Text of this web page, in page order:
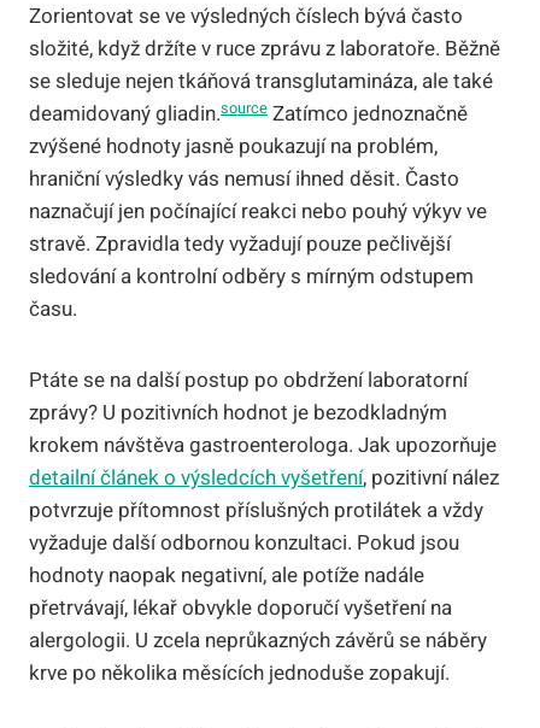
Zorientovat se ve výsledných číslech bývá často
složité, když držíte v ruce zprávu z laboratoře. Běžně
se sleduje nejen tkáňová transglutamináza, ale také
deamidovaný gliadin.source Zatímco jednoznačně
zvýšené hodnoty jasně poukazují na problém,
hraniční výsledky vás nemusí ihned děsit. Často
naznačují jen počínající reakci nebo pouhý výkyv ve
stravě. Zpravidla tedy vyžadují pouze pečlivější
sledování a kontrolní odběry s mírným odstupem
času.
Ptáte se na další postup po obdržení laboratorní
zprávy? U pozitivních hodnot je bezodkladným
krokem návštěva gastroenterologa. Jak upozorňuje
detailní článek o výsledcích vyšetření, pozitivní nález
potvrzuje přítomnost příslušných protilátek a vždy
vyžaduje další odbornou konzultaci. Pokud jsou
hodnoty naopak negativní, ale potíže nadále
přetrvávají, lékař obvykle doporučí vyšetření na
alergologii. U zcela neprůkazných závěrů se náběry
krve po několika měsících jednoduše zopakují.